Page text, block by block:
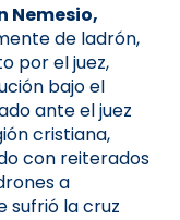
Nemesio,
de ladrón,
por el juez,
bajo el
ante el juez
cristiana,
con reiterados
a
sufrió la cruz